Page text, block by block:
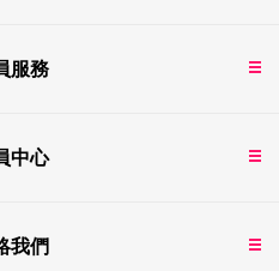
服務
中心
我們